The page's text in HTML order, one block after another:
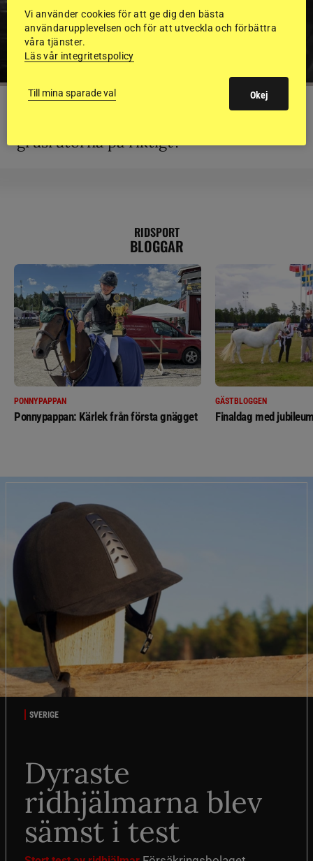
grusrutorna på riktigt?”
RIDSPORT
BLOGGAR
PONNYPAPPAN
Ponnypappan: Kärlek från första gnägget
GÄSTBLOGGEN
Finaldag med
SVERIGE
Dyraste
ridhjälmarna blev
sämst i test
Vi använder cookies för att ge dig den bästa
användarupplevelsen och för att utveckla och förbättra
våra tjänster.
Läs vår integritetspolicy
Till mina sparade val Okej